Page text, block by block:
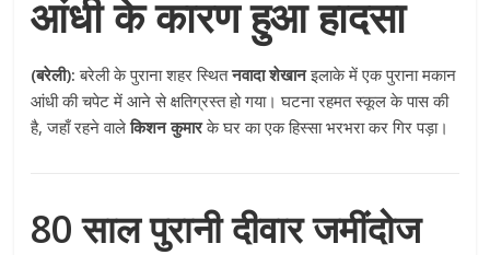
आंधी के कारण हुआ हादसा
(बरेली): बरेली के पुराना शहर स्थितनवादा शेखानइलाके में एक पुराना मकान
आंधी की चपेट में आने से क्षतिग्रस्त हो गया। घटना रहमत स्कूल के पास की
है, जहाँ रहने वालेकिशन कुमारके घर का एक हिस्सा भरभरा कर गिर पड़ा।
80 साल पुरानी दीवार जमींदोज